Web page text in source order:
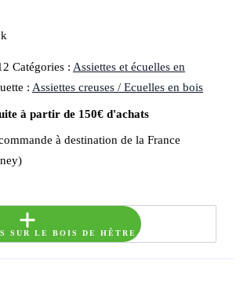
Catégories :Assiettes et écuelles en
:Assiettes creuses / Ecuelles en bois
à partir de 150€ d'achats
à destination de la France
SUR LE BOIS DE HÊTRE